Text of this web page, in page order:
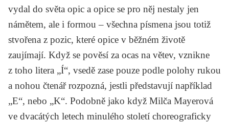
vydal do světa opic a opice se pro něj nestaly jen
námětem, ale i formou – všechna písmena jsou totiž
stvořena z pozic, které opice v běžném životě
zaujímají. Když se pověsí za ocas na větev, vznikne
z toho litera „Í“, vsedě zase pouze podle polohy rukou
a nohou čtenář rozpozná, jestli představují například
„E“, nebo „K“. Podobně jako když Milča Mayerová
ve dvacátých letech minulého století choreograficky